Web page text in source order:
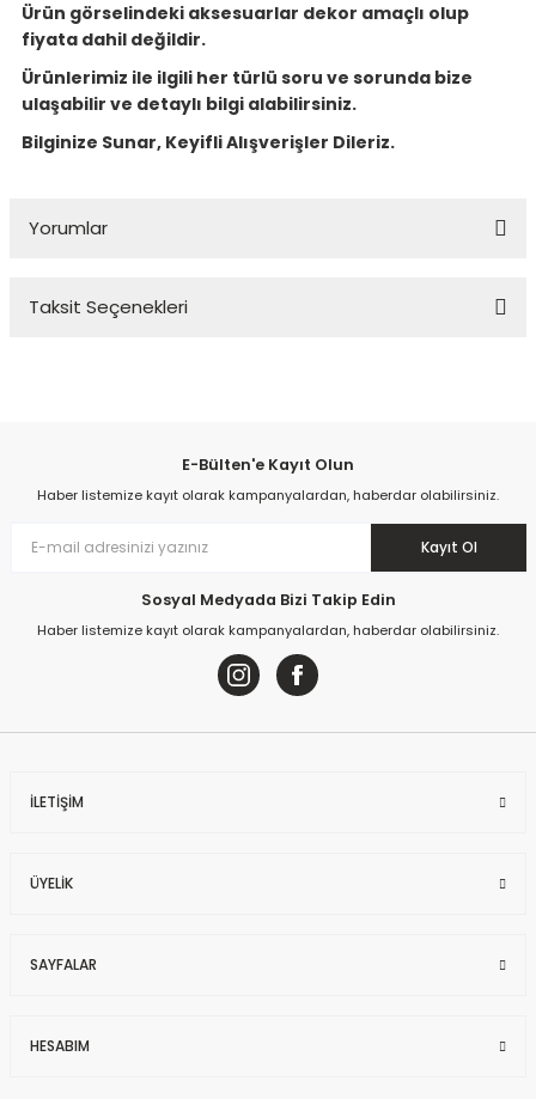
Ürün görselindeki aksesuarlar dekor amaçlı olup
fiyata dahil değildir.
Ürünlerimiz ile ilgili her türlü soru ve sorunda bize
ulaşabilir ve detaylı bilgi alabilirsiniz.
Bilginize Sunar, Keyifli Alışverişler Dileriz.
Yorumlar
Taksit Seçenekleri
E-Bülten'e Kayıt Olun
Haber listemize kayıt olarak kampanyalardan, haberdar olabilirsiniz.
Kayıt Ol
Sosyal Medyada Bizi Takip Edin
Haber listemize kayıt olarak kampanyalardan, haberdar olabilirsiniz.
İLETİŞİM
ÜYELİK
SAYFALAR
HESABIM